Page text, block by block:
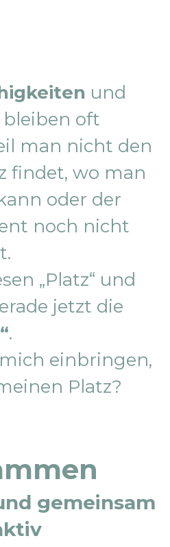
und
bleiben oft
man nicht den
findet, wo man
oder der
noch nicht
„Platz“ und
jetzt die
.
einbringen,
Platz?
gemeinsam